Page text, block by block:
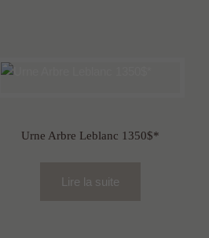
Urne Arbre Leblanc 1350$*
Lire la suite